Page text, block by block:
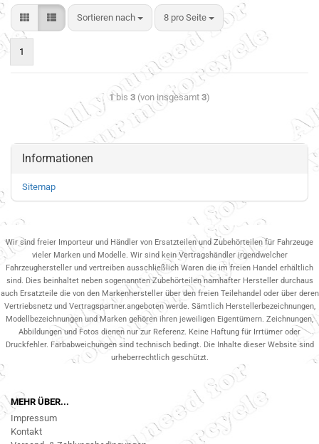
Sortieren nach 8 pro Seite
1
1bis 3 (von insgesamt 3)
Informationen
Sitemap
Wir sind freier Importeur und Händler von Ersatzteilen und Zubehörteilen für Fahrzeuge
vieler Marken und Modelle. Wir sind kein Vertragshändler irgendwelcher
Fahrzeughersteller und vertreiben ausschließlich Waren die im freien Handel erhältlich
sind. Dies beinhaltet neben sogenannten Zubehörteilen namhafter Hersteller durchaus
auch Ersatzteile die von den Markenhersteller über den freien Teilehandel oder über deren
Vertriebsnetz und Vertragspartner.angeboten werde. Sämtlich Herstellerbezeichnungen,
Modellbezeichnungen und Marken gehören ihren jeweiligen Eigentümern. Zeichnungen,
Abbildungen und Fotos dienen nur zur Referenz. Keine Haftung für Irrtümer oder
Druckfehler. Farbabweichungen sind technisch bedingt. Die Inhalte dieser Website sind
urheberrechtlich geschützt.
MEHR ÜBER...
Impressum
Kontakt